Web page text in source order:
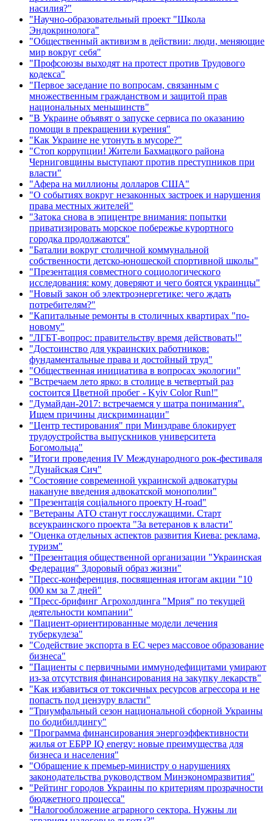
насилия?"
"Научно-образовательный проект "Школа
Эндокринолога"
"Общественный активизм в действии: люди, меняющие
мир вокруг себя"
"Профсоюзы выходят на протест против Трудового
кодекса"
"Первое заседание по вопросам, связанным с
множественным гражданством и защитой прав
национальных меньшинств"
"В Украине объявят о запуске сервиса по оказанию
помощи в прекращении курения"
"Как Украине не утонуть в мусоре?"
"Стоп коррупции! Жители Бахмацкого района
Черниговщины выступают против преступников при
власти"
"Афера на миллионы долларов США"
"О событиях вокруг незаконных застроек и нарушения
права местных жителей"
"Затока снова в эпицентре внимания: попытки
приватизировать морское побережье курортного
городка продолжаются"
"Баталии вокруг столичной коммунальной
собственности детско-юношеской спортивной школы"
"Презентация совместного социологического
исследования: кому доверяют и чего боятся украинцы"
"Новый закон об электроэнергетике: чего ждать
потребителям?"
"Капитальные ремонты в столичных квартирах "по-
новому"
"ЛГБТ-вопрос: правительству время действовать!"
"Достоинство для украинских работников:
фундаментальные права и достойный труд"
"Общественная инициатива в вопросах экологии"
"Встречаем лето ярко: в столице в четвертый раз
состоится Цветной пробег - Kyiv Color Run!"
"Думайдан-2017: встречаемся у шатра понимания".
Ищем причины дискриминации"
"Центр тестирования" при Минздраве блокирует
трудоустройства выпускников университета
Богомольца"
"Итоги проведения IV Международного рок-фестиваля
"Дунайская Сич"
"Состояние современной украинской адвокатуры
накануне введения адвокатской монополии"
"Презентація соціального проекту H-road"
"Ветераны АТО станут госслужащими. Старт
всеукраинского проекта "За ветеранов к власти"
"Оценка отдельных аспектов развития Киева: реклама,
туризм"
"Презентация общественной организации "Украинская
Федерация" Здоровый образ жизни"
"Пресс-конференция, посвященная итогам акции "10
000 км за 7 дней"
"Пресс-брифинг Агрохолдинга "Мрия" по текущей
деятельности компании"
"Пациент-ориентированные модели лечения
туберкулеза"
"Содействие экспорта в ЕС через массовое образование
бизнеса"
"Пациенты с первичными иммунодефицитами умирают
из-за отсутствия финансирования на закупку лекарств"
"Как избавиться от токсичных ресурсов агрессора и не
попасть под цензуру власти"
"Триумфальный сезон национальной сборной Украины
по бодибилдингу"
"Программа финансирования энергоэффективности
жилья от ЕБРР IQ energy: новые преимущества для
бизнеса и населения"
"Обращение к премьер-министру о нарушениях
законодательства руководством Минэкономразвития"
"Рейтинг городов Украины по критериям прозрачности
бюджетного процесса"
"Налогообложение аграрного сектора. Нужны ли